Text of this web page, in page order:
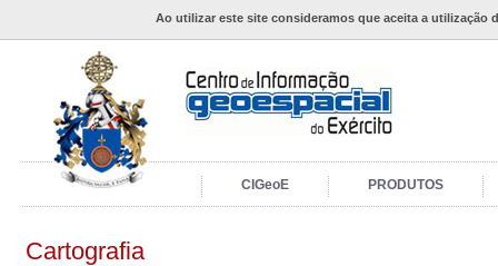
Ao utilizar este site consideramos que aceita a utilização
CIGeoE PRODUTOS
Cartografia